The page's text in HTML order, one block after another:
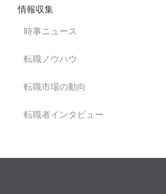
情報収集
時事ニュース
転職ノウハウ
転職市場の動向
転職者インタビュー